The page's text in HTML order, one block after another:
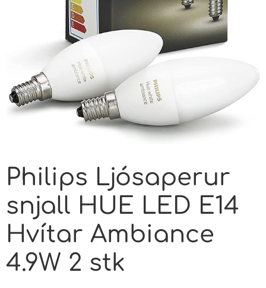
Philips Ljósaperur
snjall HUE LED E14
Hvítar Ambiance
4.9W 2 stk